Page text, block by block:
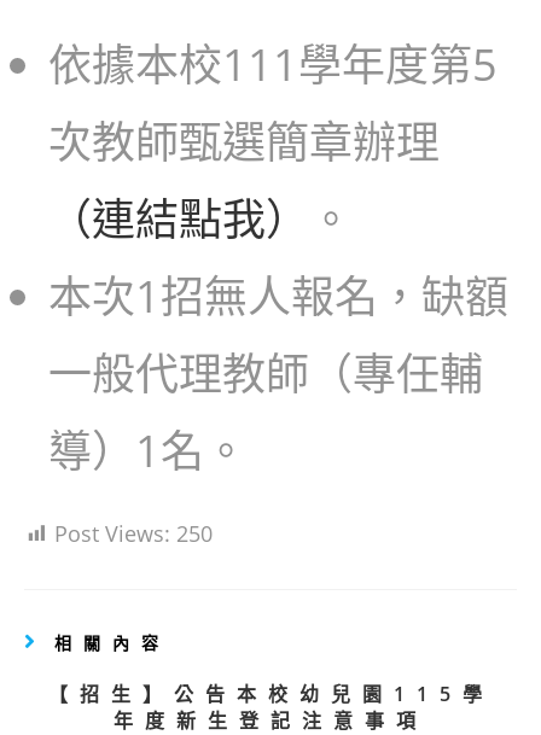
依據本校111學年度第5
次教師甄選簡章辦理
（連結點我）
。
本次1招無人報名，缺額
一般代理教師（專任輔
導）1名。
Post Views: 250
相關內容
【招生】公告本校幼兒園115學
年度新生登記注意事項